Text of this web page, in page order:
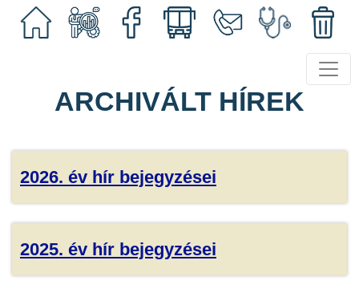
ARCHIVÁLT HÍREK
2026. év hír bejegyzései
2025. év hír bejegyzései